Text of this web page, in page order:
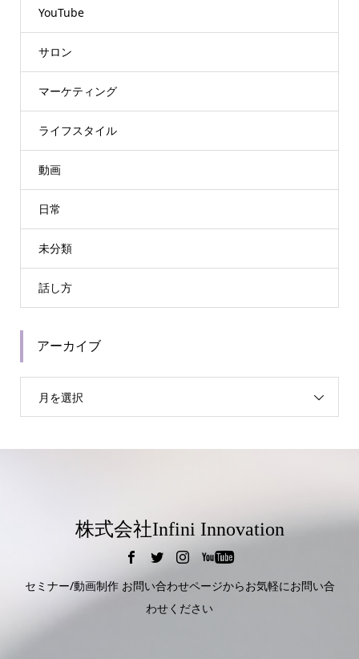
YouTube
サロン
マーケティング
ライフスタイル
動画
日常
未分類
話し方
アーカイブ
月を選択
株式会社Infini Innovation
セミナー/動画制作 お問い合わせページからお気軽にお問い合
わせください